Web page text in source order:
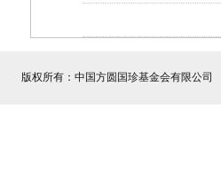
版权所有：中国方圆国珍基金会有限公